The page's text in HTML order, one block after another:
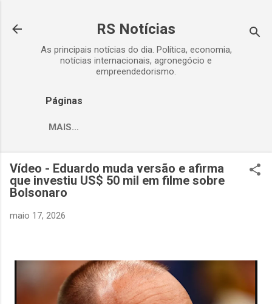
RS Notícias
As principais notícias do dia. Política, economia,
notícias internacionais, agronegócio e
empreendedorismo.
Páginas
MAIS…
Vídeo - Eduardo muda versão e afirma
que investiu US$ 50 mil em filme sobre
Bolsonaro
maio 17, 2026